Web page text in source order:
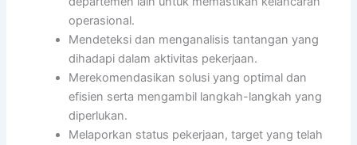
operasional.
Mendeteksi dan menganalisis tantangan yang
dihadapi dalam aktivitas pekerjaan.
Merekomendasikan solusi yang optimal dan
efisien serta mengambil langkah-langkah yang
diperlukan.
Melaporkan status pekerjaan, target yang telah